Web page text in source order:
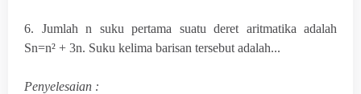
6. Jumlah n suku pertama suatu deret aritmatika adalah
Sn=n² + 3n. Suku kelima barisan tersebut adalah...
Penyelesaian :